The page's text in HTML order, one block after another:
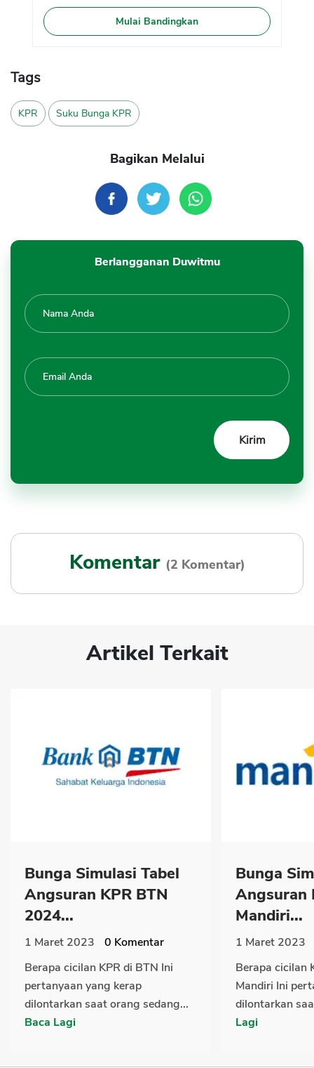
Mulai Bandingkan
Tags
KPR Suku Bunga KPR
Bagikan Melalui
Berlangganan Duwitmu
Komentar (2 Komentar)
Artikel Terkait
Bunga Simulasi Tabel
Angsuran KPR BTN
2024...
1 Maret 2023 0 Komentar
Berapa cicilan KPR di BTN Ini
pertanyaan yang kerap
dilontarkan saat orang sedang...
Baca Lagi
Bunga
Angsuran
Mandiri...
1 Maret 2023
Berapa cicilan
Mandiri Ini
dilontarkan
Lagi